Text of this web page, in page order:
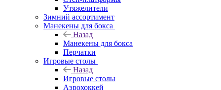
Утяжелители
Зимний ассортимент
Манекены для бокса
Назад
Манекены для бокса
Перчатки
Игровые столы
Назад
Игровые столы
Аэрохоккей